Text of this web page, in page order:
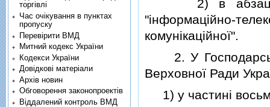
2) в абзацi
"iнформацiйно-
комунiкацiйної".
2. У
Верховної Ради
1) у частинi
торгівлі
Час очікування в пунктах
пропуску
Перевірити ВМД
Митний кодекс України
Кодекси України
Довідкові матеріали
Архів новин
Обговорення законопроектів
Віддалений контроль ВМД